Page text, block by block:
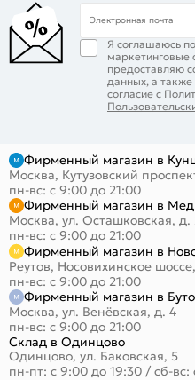
Электронная почта
Я соглашаюсь
маркетинговые
предоставляю
данных, а
согласие с
Фирменный магазин в
Москва, Кутузовский
пн-вс: с 9:00 до 21:00
Фирменный магазин в
Москва, ул. Осташковская, д.
пн-вс: с 9:00 до 21:00
Фирменный магазин в
Реутов, Носовихинское
пн-вс: с 9:00 до 21:00
Фирменный магазин в
Москва, ул. Венёвская, д. 4
пн-вс: с 9:00 до 21:00
Склад в Одинцово
Одинцово, ул. Баковская, 5
пн-пт: с 9:00 до 19:30 / сб-вс: